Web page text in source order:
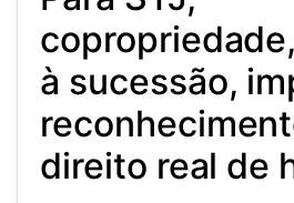
à sucessão,
direito real de